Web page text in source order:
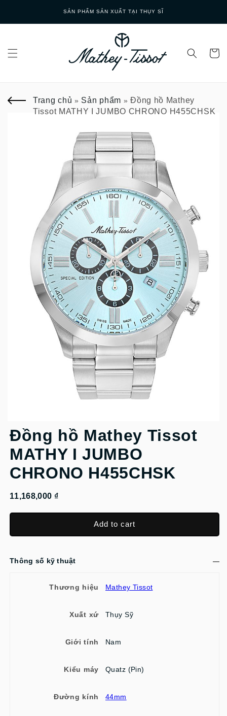
GIAO HÀNG NHANH
Trang chủ » Sản phẩm »Đồng hồ Mathey
Tissot MATHY I JUMBO CHRONO H455CHSK
Đồng hồ Mathey Tissot
MATHY I JUMBO
CHRONO H455CHSK
11,168,000 ₫
Add to cart
Thông số kỹ thuật
Thương hiệu Mathey Tissot
Xuất xứ Thụy Sỹ
Giới tính Nam
Kiểu máy Quatz (Pin)
Đường kính 44mm